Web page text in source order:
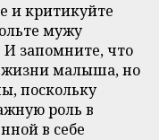
и критикуйте
мужу
И запомните, что
малыша, но
поскольку
роль в
в себе